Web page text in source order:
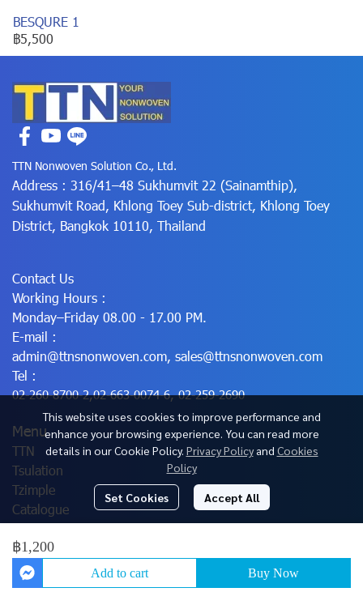
BESQURE 1
฿5,500
฿1,200
Add to cart Buy Now
This website uses cookies to improve performance and
enhance your browsing experience. You can read more
details in our Cookie Policy. Privacy Policy and Cookies
Policy
Set Cookies Accept All
TTN Nonwoven Solution Co., Ltd.
Address : 316/41–48 Sukhumvit 22 (Sainamthip),
Sukhumvit Road, Khlong Toey Sub-district, Khlong Toey
District, Bangkok 10110, Thailand
Contact Us
Working Hours :
Monday–Friday 08.00 - 17.00 PM.
E-mail :
admin@ttnsnonwoven.com, sales@ttnsnonwoven.com
Tel :
02-260-8700-2,02-663-0074-6,02-259-2690
Menu
TTN
Tsulation
Tzimple
Catalogue